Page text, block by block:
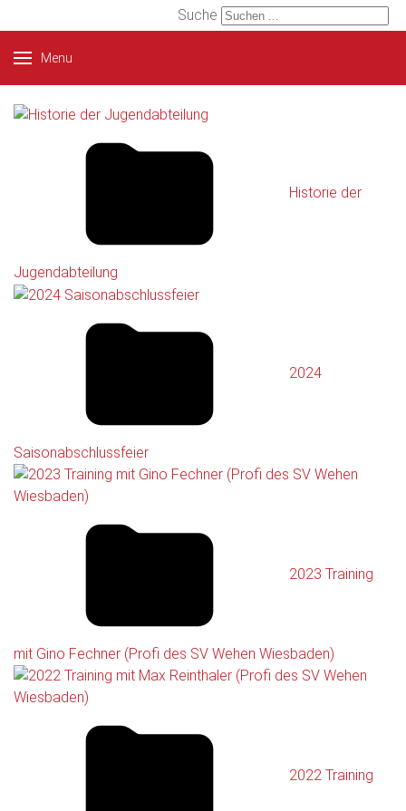
Suche
Menu
Historie der
Jugendabteilung
2024
Saisonabschlussfeier
2023 Training
mit Gino Fechner (Profi des SV Wehen Wiesbaden)
2022 Training